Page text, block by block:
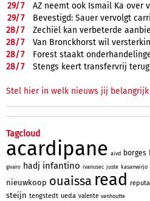
29/7
AZ neemt ook Ismail Ka over
29/7
Bevestigd: Sauer vervolgt
28/7
Zechiël kan verbeterde
28/7
Van Bronckhorst wil
28/7
Forest staakt
28/7 Stengs keert transfervrij
Stel hier in welk nieuws jij
Tagcloud
acardipane aivd borges
givairo hadj infantino ivanusec juste kasanwirjo
nieuwkoop ouaissa read
steijn tengstedt ueda valente vanhoutte